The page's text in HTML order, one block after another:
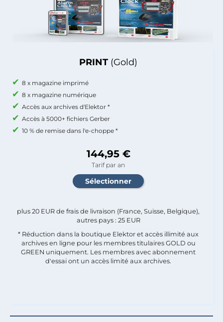
PRINT (Gold)
8 x magazine imprimé
8 x magazine numérique
Accès aux archives d'Elektor *
Accès à 5000+ fichiers Gerber
10 % de remise dans l'e-choppe *
144,95 €
Tarif par an
plus 20 EUR de frais de livraison (France, Suisse, Belgique),
autres pays : 25 EUR
* Réduction dans la boutique Elektor et accès illimité aux
archives en ligne pour les membres titulaires GOLD ou
GREEN uniquement. Les membres avec abonnement
d'essai ont un accès limité aux archives.